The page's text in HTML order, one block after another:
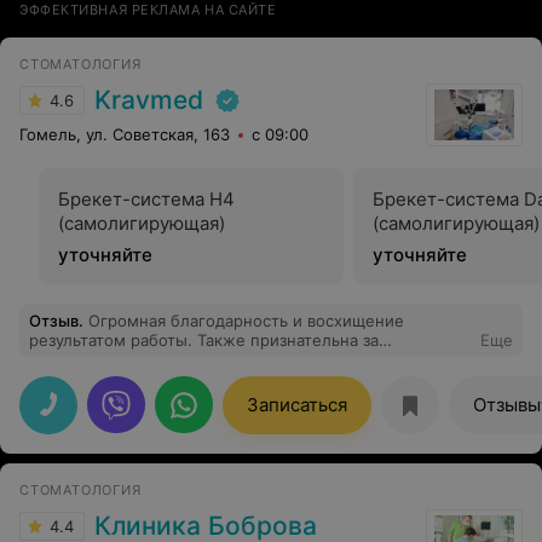
ЭФФЕКТИВНАЯ РЕКЛАМА НА САЙТЕ
СТОМАТОЛОГИЯ
4.6 Kravmed
Гомель, ул. Советская, 163 с 09:00
Брекет-система H4
(самолигирующая)
уточняйте
Брекет-система
(самолигирующая)
уточняйте
Отзыв. Огромная благодарность и восхищение
результатом работы. Также признательна за
Еще
Записаться Отзывы
СТОМАТОЛОГИЯ
4.4 Клиника Боброва